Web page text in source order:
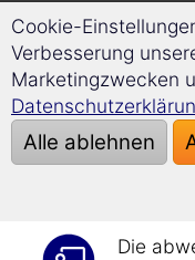
besser
In
all Ihre
Ihrer
Die
Cookie-
Verbesserung
Marketingzwecken
Alle ablehnen